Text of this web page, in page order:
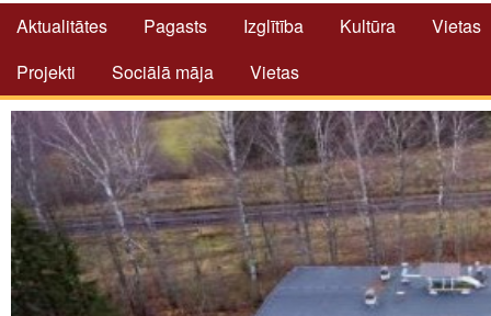
Aktualitātes Pagasts Izglītība Kultūra
Vietas
Projekti
Sociālā māja Vietas